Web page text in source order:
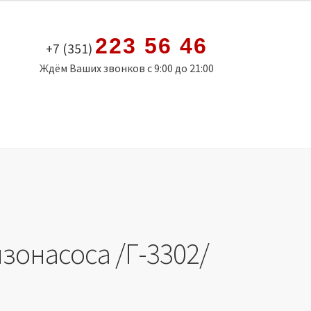
+7 (351) 223 56 46
Ждём Ваших звонков с 9:00 до 21:00
/Г-3302/